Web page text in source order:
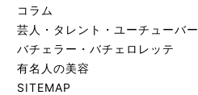
コラム
芸人・タレント・ユーチューバー
バチェラー・バチェロレッテ
有名人の美容
SITEMAP